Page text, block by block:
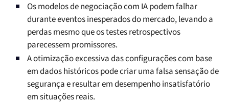
Os modelos de negociação com IA podem falhar
durante eventos inesperados do mercado, levando a
perdas mesmo que os testes retrospectivos
parecessem promissores.
A otimização excessiva das configurações com base
em dados históricos pode criar uma falsa sensação de
segurança e resultar em desempenho insatisfatório
em situações reais.